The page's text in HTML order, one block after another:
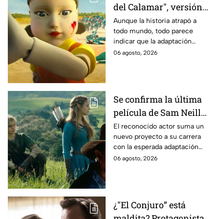
del Calamar", versión
Estados Unidos? Esto
es lo que se sabe al
momento
Aunque la historia atrapó a
todo mundo, todo parece
indicar que la adaptación
podría ser cancelada:
06 agosto, 2026
Se confirma la última
película de Sam Neill
antes de morir: esto es
lo que se sabe hasta
ahora
El reconocido actor suma un
nuevo proyecto a su carrera
con la esperada adaptación
cinematográfica del popular
06 agosto, 2026
¿"El Conjuro” está